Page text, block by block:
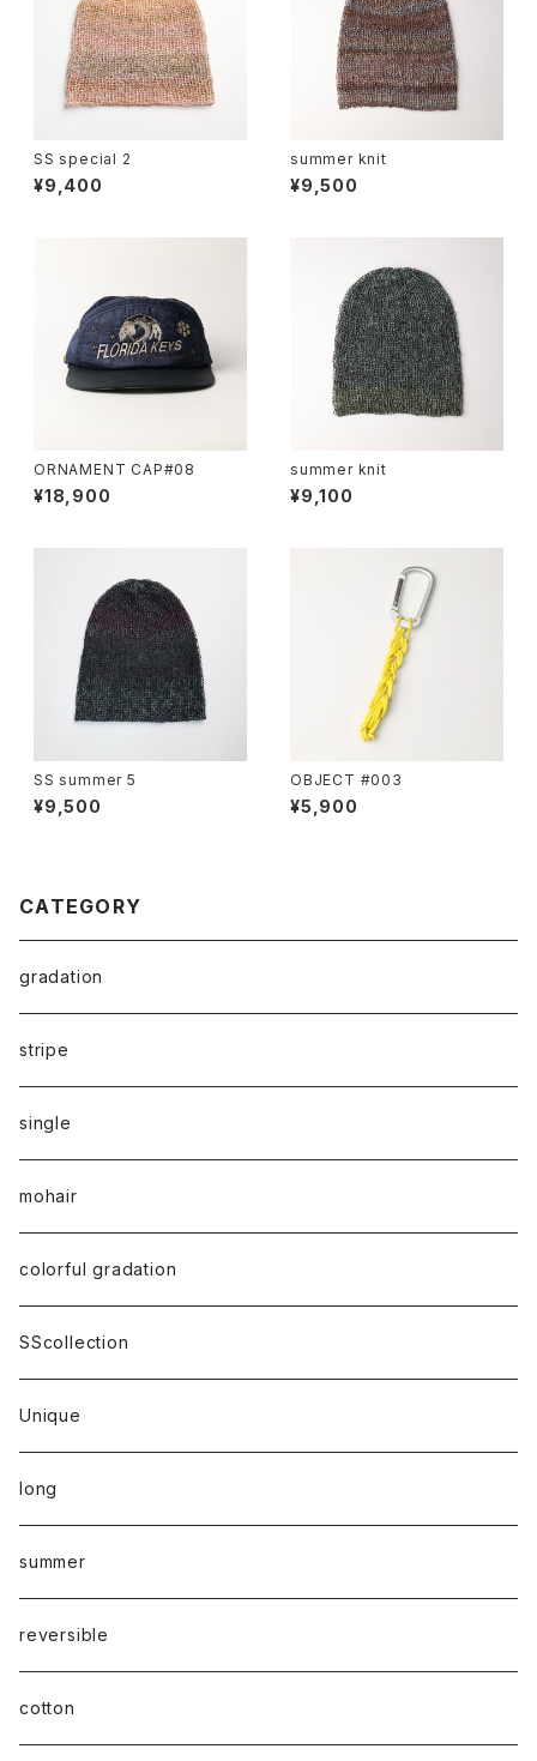
SS special 2
¥9,400
summer knit
¥9,500
ORNAMENT CAP#08
¥18,900
summer knit
¥9,100
SS summer 5
¥9,500
OBJECT #003
¥5,900
CATEGORY
gradation
stripe
single
mohair
colorful gradation
SScollection
Unique
long
summer
reversible
cotton